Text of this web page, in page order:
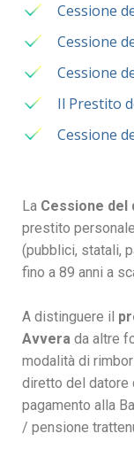
Cessione
Cessione
Cessione
Il Prestito
Cessione
La Cessione del
prestito
(pubblici, statali,
fino a 89 anni a
A distinguere il
Avvera da altre
modalità di
diretto del datore
pagamento alla
/ pensione